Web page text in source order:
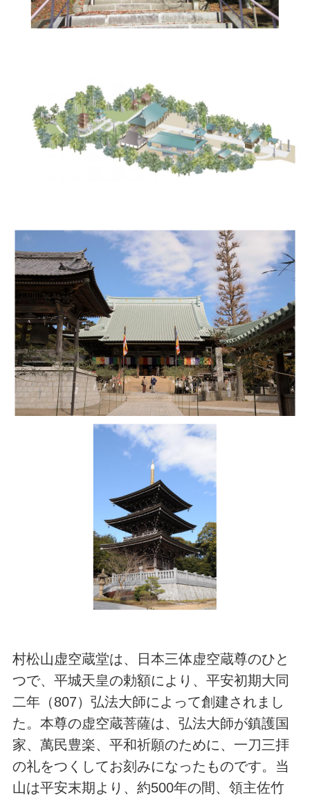
村松山虚空蔵堂は、日本三体虚空蔵尊のひと
つで、平城天皇の勅額により、平安初期大同
二年（807）弘法大師によって創建されまし
た。本尊の虚空蔵菩薩は、弘法大師が鎮護国
家、萬民豊楽、平和祈願のために、一刀三拝
の礼をつくしてお刻みになったものです。当
山は平安末期より、約500年の間、領主佐竹